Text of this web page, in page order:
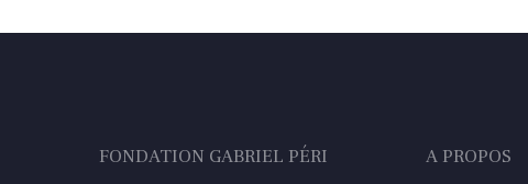
FONDATION GABRIEL PÉRI A PROPOS